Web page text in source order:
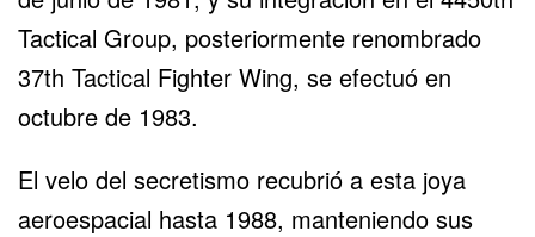
Tactical Group, posteriormente renombrado
37th Tactical Fighter Wing, se efectuó en
octubre de 1983.
El velo del secretismo recubrió a esta joya
aeroespacial hasta 1988, manteniendo sus